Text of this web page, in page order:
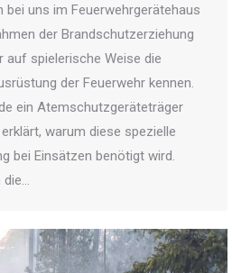
bei uns im Feuerwehrgerätehaus
der Brandschutzerziehung
auf spielerische Weise die
der Feuerwehr kennen.
ein Atemschutzgeräteträger
warum diese spezielle
bei Einsätzen benötigt wird.
die…